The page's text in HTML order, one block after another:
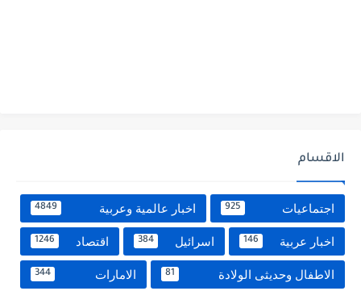
الاقسام
اجتماعيات 925 اخبار عالمية وعربية 4849
اخبار عربية 146 اسرائيل 384 اقتصاد 1246
الاطفال وحديثى الولادة 81 الامارات 344